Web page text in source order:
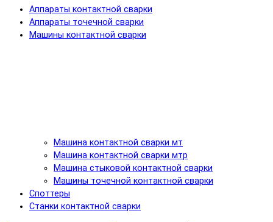
Аппараты контактной сварки
Аппараты точечной сварки
Машины контактной сварки
Машина контактной сварки мт
Машина контактной сварки мтр
Машина стыковой контактной сварки
Машины точечной контактной сварки
Споттеры
Станки контактной сварки